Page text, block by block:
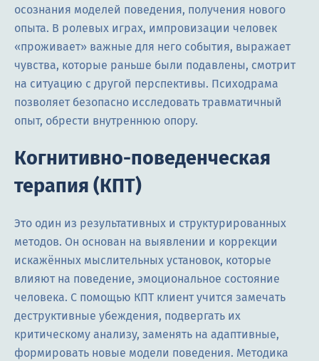
осознания моделей поведения, получения нового
опыта. В ролевых играх, импровизации человек
«проживает» важные для него события, выражает
чувства, которые раньше были подавлены, смотрит
на ситуацию с другой перспективы. Психодрама
позволяет безопасно исследовать травматичный
опыт, обрести внутреннюю опору.
Когнитивно-поведенческая
терапия (КПТ)
Это один из результативных и структурированных
методов. Он основан на выявлении и коррекции
искажённых мыслительных установок, которые
влияют на поведение, эмоциональное состояние
человека. С помощью КПТ клиент учится замечать
деструктивные убеждения, подвергать их
критическому анализу, заменять на адаптивные,
формировать новые модели поведения. Методика